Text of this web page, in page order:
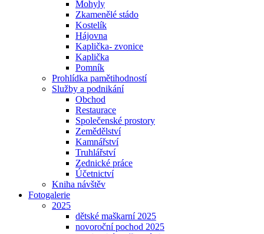
Mohyly
Zkamenělé stádo
Kostelík
Hájovna
Kaplička- zvonice
Kaplička
Pomník
Prohlídka pamětihodností
Služby a podnikání
Obchod
Restaurace
Společenské prostory
Zemědělství
Kamnářství
Truhlářství
Zednické práce
Účetnictví
Kniha návštěv
Fotogalerie
2025
dětské maškarní 2025
novoroční pochod 2025